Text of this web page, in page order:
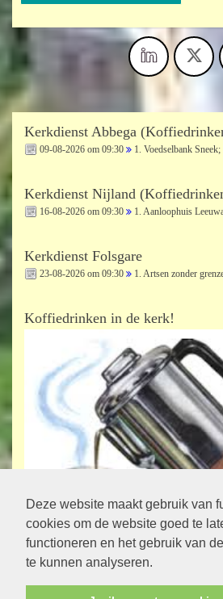
Deze website maakt gebruik van
cookies om de website goed te
functioneren en het gebruik van
te kunnen analyseren.
Kerkdienst Abbega
09-08-2026 om 09:30 1. Voedselbank
Kerkdienst Nijland
16-08-2026 om 09:30 1. Aanloophuis
Kerkdienst Folsgare
23-08-2026 om 09:30 1. Artsen zonder
Koffiedrinken in de kerk!
Bij de kerkdiensten staat vermeld op welke zondag
Maak er gebruik van om naar elkaar om te kijken en